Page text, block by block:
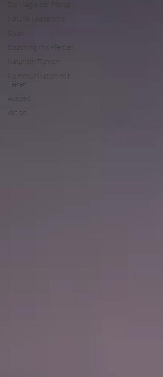
Die Magie der Pferde
Natural Leadership
Glück
Coaching mit Pferden
Natürlich Führen
Kommunikation mit
Tieren
Auszeit
Aktion